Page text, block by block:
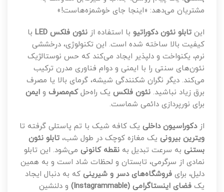
مشتریان می‌دهد: «اینجا جای خوشمزه‌هاست!»
این تابلو نئون دکوراتیو با استفاده از نئون فلکس LED
با
کیفیت بالا ساخته شده است. این تکنولوژی، درخششی
نرم، یکنواخت و دلپذیر ایجاد می‌کند که حس نوستالژیک
نئون‌های سنتی را با ایمنی و دوام فناوری مدرن ترکیب
می‌کند. دیگر نگران شکنندگی شیشه، گرمای بالا یا مصرف
برق زیاد نباشید. نئون فلکس یک راه‌حلکم‌مصرف و ایمن
برای نورپردازی دائمی شماست.
ازدکوراسیون داخلی یک کافه شیک با تم پاستلی گرفته تا
ویترین بیرونی یک مغازه کوچک در طول شب، تابلو نئون
بستنی به سرعت تبدیل به نقطه کانونی می‌شود. این تابلو
نمادی از سرگرمی، تابستان و لحظات شاد است و به همین
دلیل، برای فروشگاه‌های دسر و شیرینی که به دنبال ایجاد
یک فضای اینستاگرامی (Instagrammable)
و دلنشین